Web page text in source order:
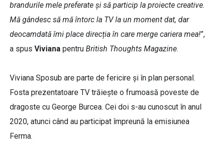
brandurile mele preferate și să particip la proiecte creative.
Mă gândesc să mă întorc la TV la un moment dat, dar
deocamdată îmi place direcția în care merge cariera mea!”,
a spus Viviana pentru British Thoughts Magazine.
Viviana Sposub are parte de fericire și în plan personal.
Fosta prezentatoare TV trăiește o frumoasă poveste de
dragoste cu George Burcea. Cei doi s-au cunoscut în anul
2020, atunci când au participat împreună la emisiunea
Ferma.